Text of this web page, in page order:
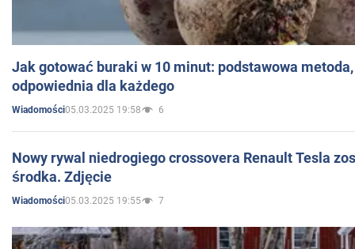
Jak gotować buraki w 10 minut: podstawowa
odpowiednia dla każdego
Wiadomości05.03.2025 19:58 6
Nowy rywal niedrogiego crossovera Renault Tesla
środka. Zdjęcie
Wiadomości05.03.2025 19:55 7